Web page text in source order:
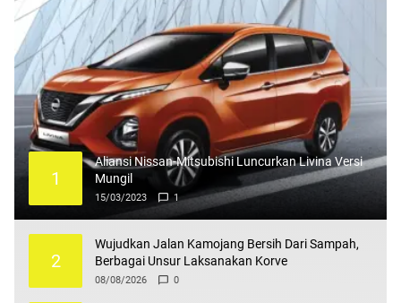
1
Aliansi Nissan-Mitsubishi Luncurkan Livina Versi
Mungil
15/03/2023 1
2
Wujudkan Jalan Kamojang Bersih Dari Sampah,
Berbagai Unsur Laksanakan Korve
08/08/2026 0